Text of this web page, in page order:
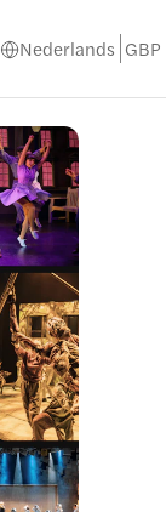
Nederlands GBP